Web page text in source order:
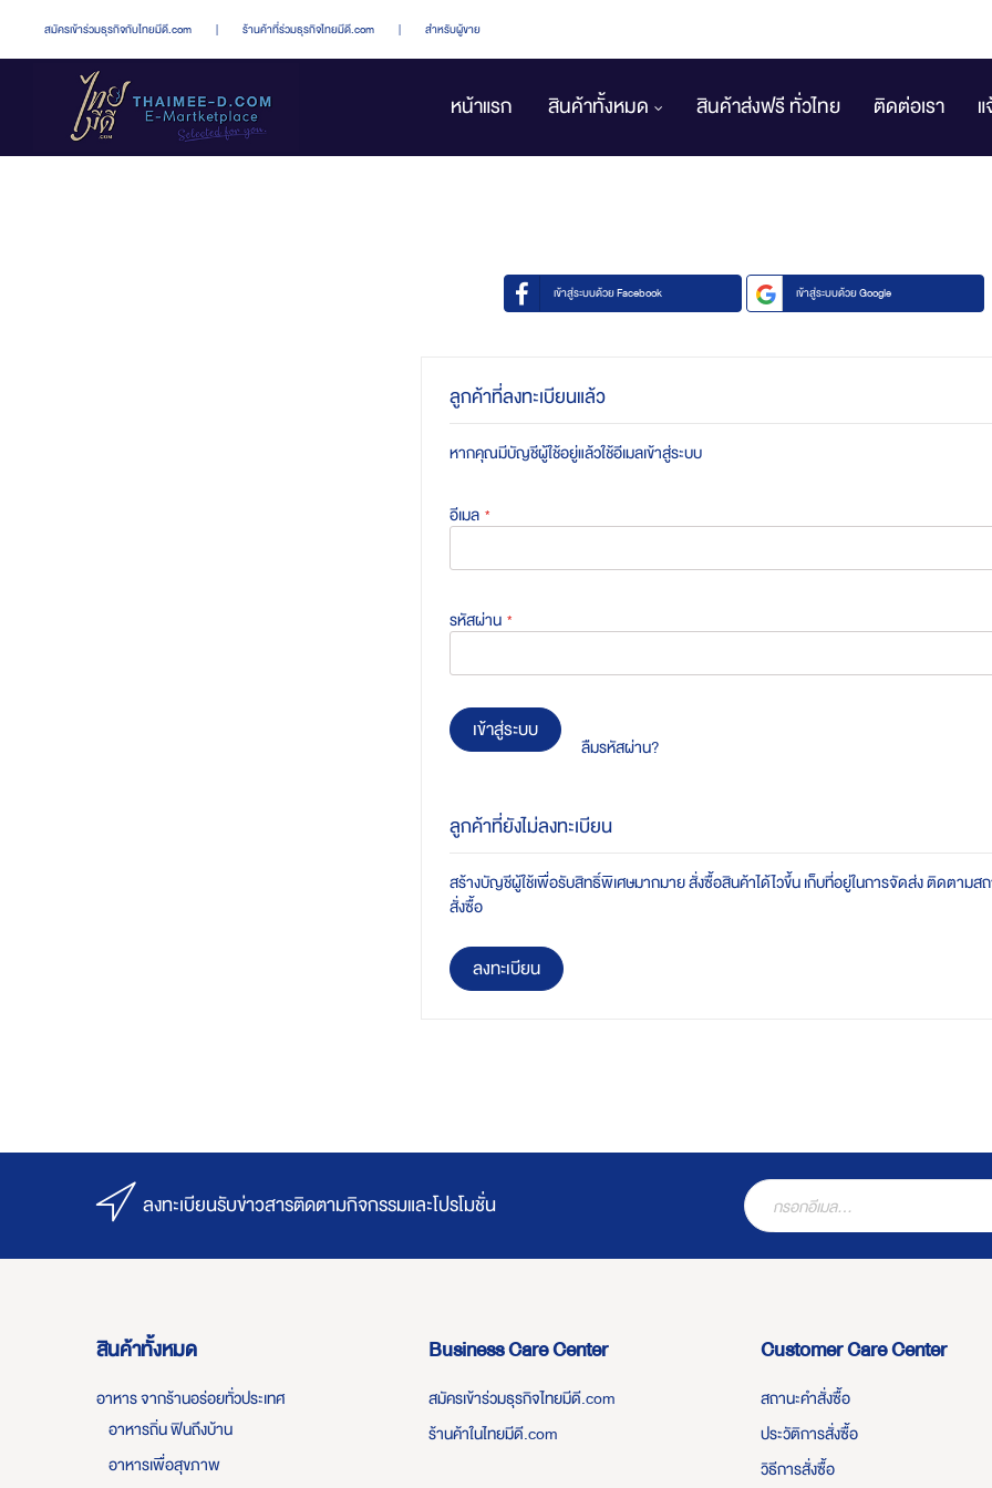
สมัครเข้าร่วมธุรกิจกับไทยมีดี.com | ร้านค้าที่ร่วมธุรกิจไทยมีดี.com | สำหรับผู้ขาย
หน้าแรก สินค้าทั้งหมด สินค้าส่งฟรี ทั่วไทย ติดต่อเรา
เข้าสู่ระบบด้วย Facebook เข้าสู่ระบบด้วย Google
ลูกค้าที่ลงทะเบียนแล้ว
หากคุณมีบัญชีผู้ใช้อยู่แล้วใช้อีเมลเข้าสู่ระบบ
อีเมล
รหัสผ่าน
เข้าสู่ระบบ
ลืมรหัสผ่าน?
ลูกค้าที่ยังไม่ลงทะเบียน
สร้างบัญชีผู้ใช้เพื่อรับสิทธิ์พิเศษมากมาย สั่งซื้อสินค้าได้ไวขึ้น เก็บที่อยู่ในการจัดส่ง ติดตามส
สั่งซื้อ
ลงทะเบียน
ลงทะเบียนรับข่าวสารติดตามกิจกรรมและโปรโมชั่น
สินค้าทั้งหมด
อาหาร จากร้านอร่อยทั่วประเทศ
อาหารถิ่น ฟินถึงบ้าน
อาหารเพื่อสุขภาพ
Business Care Center
สมัครเข้าร่วมธุรกิจไทยมีดี.com
ร้านค้าในไทยมีดี.com
Customer Care Center
สถานะคำสั่งซื้อ
ประวัติการสั่งซื้อ
วิธีการสั่งซื้อ